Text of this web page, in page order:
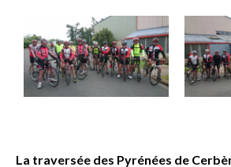
La traversée des Pyrénées de